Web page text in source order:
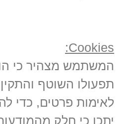
Cookies:
תפעולו השוטף
לאימות פרטים, כדי
יתכן כי חלק